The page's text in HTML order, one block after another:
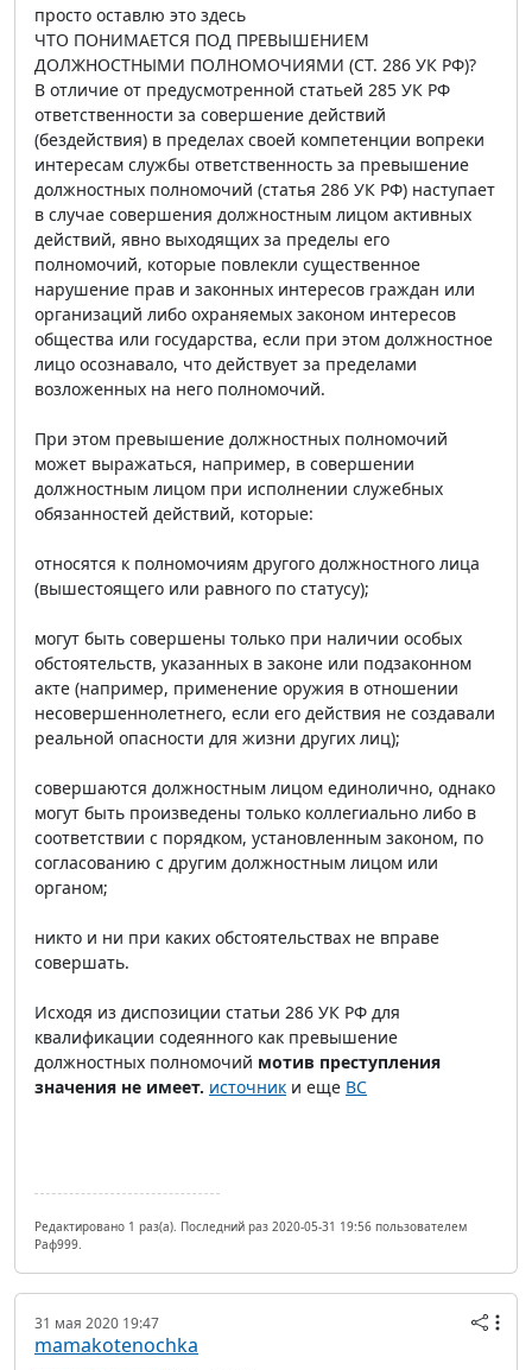
просто оставлю это здесь
ЧТО ПОНИМАЕТСЯ ПОД ПРЕВЫШЕНИЕМ
ДОЛЖНОСТНЫМИ ПОЛНОМОЧИЯМИ (СТ. 286 УК РФ)?
В отличие от предусмотренной статьей 285 УК РФ
ответственности за совершение действий
(бездействия) в пределах своей компетенции вопреки
интересам службы ответственность за превышение
должностных полномочий (статья 286 УК РФ) наступает
в случае совершения должностным лицом активных
действий, явно выходящих за пределы его
полномочий, которые повлекли существенное
нарушение прав и законных интересов граждан или
организаций либо охраняемых законом интересов
общества или государства, если при этом должностное
лицо осознавало, что действует за пределами
возложенных на него полномочий.
При этом превышение должностных полномочий
может выражаться, например, в совершении
должностным лицом при исполнении служебных
обязанностей действий, которые:
относятся к полномочиям другого должностного лица
(вышестоящего или равного по статусу);
могут быть совершены только при наличии особых
обстоятельств, указанных в законе или подзаконном
акте (например, применение оружия в отношении
несовершеннолетнего, если его действия не создавали
реальной опасности для жизни других лиц);
совершаются должностным лицом единолично, однако
могут быть произведены только коллегиально либо в
соответствии с порядком, установленным законом, по
согласованию с другим должностным лицом или
органом;
никто и ни при каких обстоятельствах не вправе
совершать.
Исходя из диспозиции статьи 286 УК РФ для
квалификации содеянного как превышение
должностных полномочий мотив преступления
значения не имеет. источник и еще ВС
Редактировано 1 раз(а). Последний раз 2020-05-31 19:56 пользователем
Раф999.
31 мая 2020 19:47
mamakotenochka